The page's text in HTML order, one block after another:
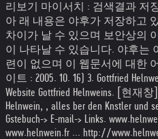
리보기 마이서치 : 검색결과 저
아 래 내용은 야후가 저장하고
차이가 날 수 있으며 보안상의
이 나타날 수 있습니다. 야후는
련이 없으며 이 웹문서에 대한
이트 : 2005. 10. 16) 3. Gottfried
Website Gottfried Helnweins. [현재
Helnwein, , alles ber den Knstler und
Gstebuch-> E-mail-> Links.
www.helnwein.fr ... http://